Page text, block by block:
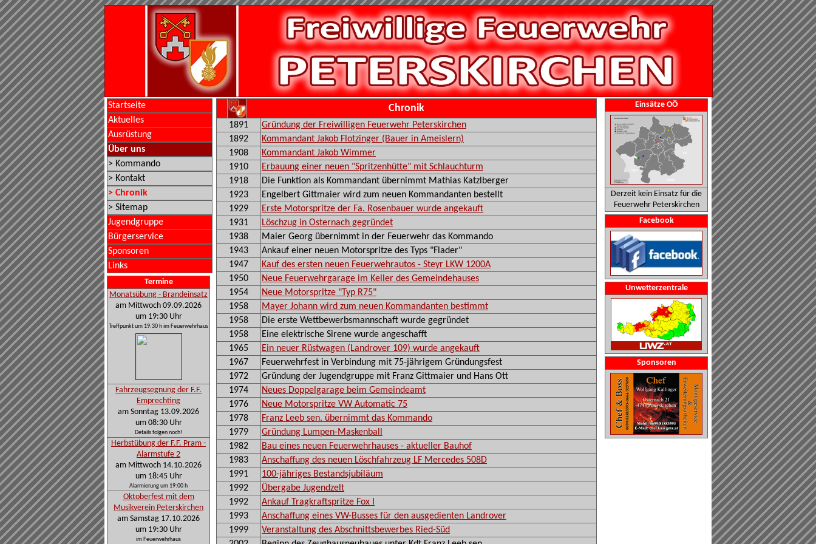
Startseite
Aktuelles
Ausrüstung
Über uns
> Kommando
> Kontakt
> Chronik
> Sitemap
Jugendgruppe
Bürgerservice
Sponsoren
Links
Termine
Monatsübung - Brandeinsatz
am Mittwoch 09.09.2026
um 19:30 Uhr
Treffpunkt um 19:30 h im Feuerwehrhaus
Fahrzeugsegnung der F.F.
Emprechting
am Sonntag 13.09.2026
um 08:30 Uhr
Details folgen noch!
Herbstübung der F.F. Pram -
Alarmstufe 2
am Mittwoch 14.10.2026
um 18:45 Uhr
Alarmierung um 19:00 h
Oktoberfest mit dem
Musikverein Peterskirchen
am Samstag 17.10.2026
um 19:30 Uhr
im Feuerwehrhaus
Chronik
1891
Gründung der Freiwilligen Feuerwehr Peterskirchen
1892
Kommandant Jakob Flotzinger (Bauer in Ameislern)
1908
Kommandant Jakob Wimmer
1910
Erbauung einer neuen "Spritzenhütte" mit Schlauchturm
1918
Die Funktion als Kommandant übernimmt Mathias Katzlberger
1923
Engelbert Gittmaier wird zum neuen Kommandanten bestellt
1929
Erste Motorspritze der Fa. Rosenbauer wurde angekauft
1931
Löschzug in Osternach gegründet
1938
Maier Georg übernimmt in der Feuerwehr das Kommando
1943
Ankauf einer neuen Motorspritze des Typs "Flader"
1947
Kauf des ersten neuen Feuerwehrautos - Steyr LKW 1200A
1950
Neue Feuerwehrgarage im Keller des Gemeindehauses
1954
Neue Motorspritze "Typ R75"
1958
Mayer Johann wird zum neuen Kommandanten bestimmt
1958
Die erste Wettbewerbsmannschaft wurde gegründet
1958
Eine elektrische Sirene wurde angeschafft
1965
Ein neuer Rüstwagen (Landrover 109) wurde angekauft
1967
Feuerwehrfest in Verbindung mit 75-jährigem Gründungsfest
1972
Gründung der Jugendgruppe mit Franz Gittmaier und Hans Ott
1974
Neues Doppelgarage beim Gemeindeamt
1976
Neue Motorspritze VW Automatic 75
1978
Franz Leeb sen. übernimmt das Kommando
1979
Gründung Lumpen-Maskenball
1982
Bau eines neuen Feuerwehrhauses - aktueller Bauhof
1983
Anschaffung des neuen Löschfahrzeug LF Mercedes 508D
1991
100-jähriges Bestandsjubiläum
1992
Übergabe Jugendzelt
1992
Ankauf Tragkraftspritze Fox I
1993
Anschaffung eines VW-Busses für den ausgedienten Landrover
1999
Veranstaltung des Abschnittsbewerbes Ried-Süd
Einsätze OÖ
Derzeit kein Einsatz für die
Feuerwehr Peterskirchen
Facebook
Unwetterzentrale
Sponsoren